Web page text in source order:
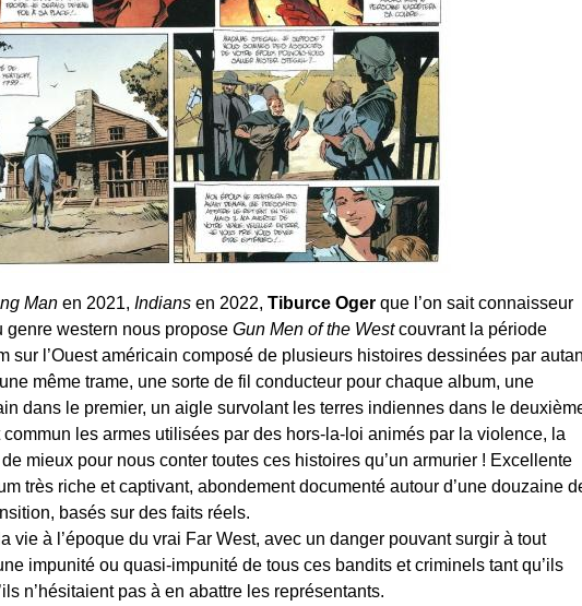
Man en 2021,Indians en 2022,Tiburce Oger que l’on sait connaisseur
genre western nous proposeGun Men of the Westcouvrant la période
sur l’Ouest américain composé de plusieurs histoires dessinées par
même trame, une sorte de fil conducteur pour chaque album, une
dans le premier, un aigle survolant les terres indiennes dans le
les armes utilisées par des hors-la-loi animés par la violence, la
mieux pour nous conter toutes ces histoires qu’un armurier ! Excellente
très riche et captivant, abondement documenté autour d’une douzaine
basés sur des faits réels.
vie à l’époque du vrai Far West, avec un danger pouvant surgir à tout
impunité ou quasi-impunité de tous ces bandits et criminels tant qu’ils
n’hésitaient pas à en abattre les représentants.